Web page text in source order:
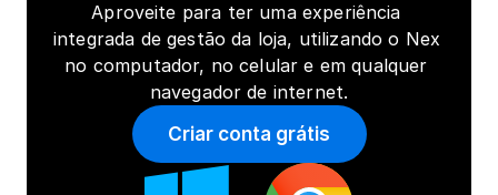
Aproveite para ter uma experiência
integrada de gestão da loja, utilizando o Nex
no computador, no celular e em qualquer
navegador de internet.
Criar conta grátis